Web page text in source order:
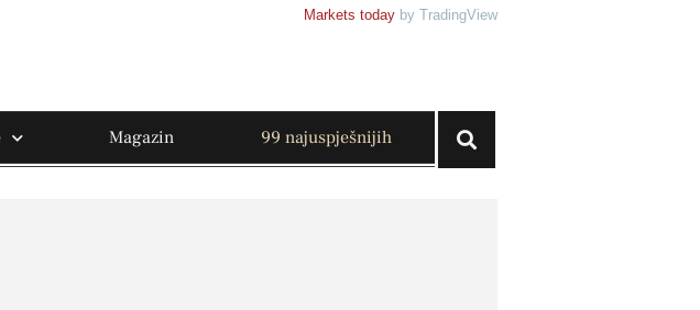
Markets today by TradingView
Magazin 99 najuspješnijih